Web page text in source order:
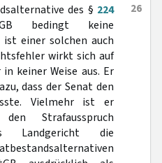
26
des § 224
bedingt keine
ist einer solchen auch
wirkt sich auf
keiner Weise aus. Er
dass der Senat den
Vielmehr ist er
Strafausspruch
Landgericht die